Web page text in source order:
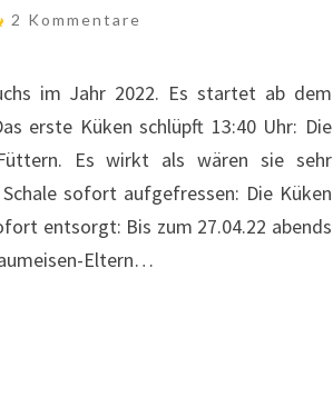
Kommentare
2 Kommentare
im Jahr 2022. Es startet ab dem
erste Küken schlüpft 13:40 Uhr: Die
Es wirkt als wären sie sehr
sofort aufgefressen: Die Küken
entsorgt: Bis zum 27.04.22 abends
Eltern…